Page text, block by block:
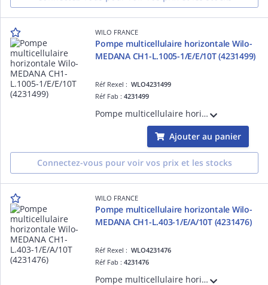
WILO FRANCE
Pompe multicellulaire horizontale Wilo-
MEDANA CH1-L.1005-1/E/E/10T (4231499)
Réf Rexel :WLO4231499
Réf Fab :4231499
Pompe multicellulaire horizontale Wilo-MEDANA CH1-L.1005-1/E/E/10T non auto-amorçante est dotée d'un corps inox pour les applications de distribution d'eau et surpression, irrigation et process industriels. (4231499)
Ajouter au panier
Connectez-vous pour voir vos prix et les stocks
WILO FRANCE
Pompe multicellulaire horizontale Wilo-
MEDANA CH1-L.403-1/E/A/10T (4231476)
Réf Rexel :WLO4231476
Réf Fab :4231476
Pompe multicellulaire horizontale Wilo-MEDANA CH1-L.403-1/E/A/10T non auto-amorçante est dotée d'un corps inox pour les applications de distribution d'eau et surpression, irrigation et process industriels. (4231476)